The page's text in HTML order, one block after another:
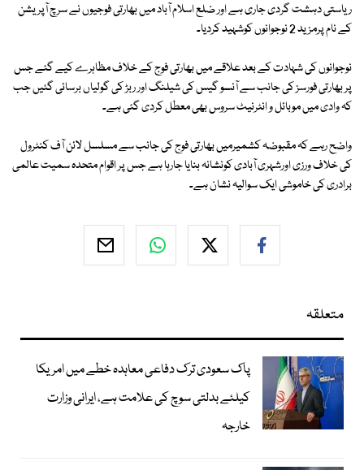
ریاستی دہشت گردی جاری ہے اور ضلع اسلام آباد میں بھارتی فوجیوں نے سرچ آپریشن
کے نام پرمزید 2 نوجوانوں کوشہید کردیا۔
نوجوانوں کی شہادت کے بعد علاقے میں بھارتی فوج کے خلاف مظاہرے کیے گئے جس
پر بھارتی فورسز کی جانب سے آنسو گیس کی شیلنگ اور ربڑ کی گولیاں برسائی گئیں جب
کہ وادی میں موبائل و انٹرنیٹ سروس بھی معطل کردی گئی ہے۔
واضح رہے کہ مقبوضہ کشمیرمیں بھارتی فوج کی جانب سے مسلسل لائن آف کنٹرول
کی خلاف ورزی اورشہری آبادی کونشانہ بنایا جارہا ہے جس پر اقوام متحدہ سمیت عالمی
برادری کی خاموشی ایک سوالیہ نشان ہے۔
متعلقہ
پاک سعودی ترک دفاعی معاہدہ خطے میں امریکا
کیلئے بدلتی سوچ کی علامت ہے، ایرانی وزارت
خارجہ